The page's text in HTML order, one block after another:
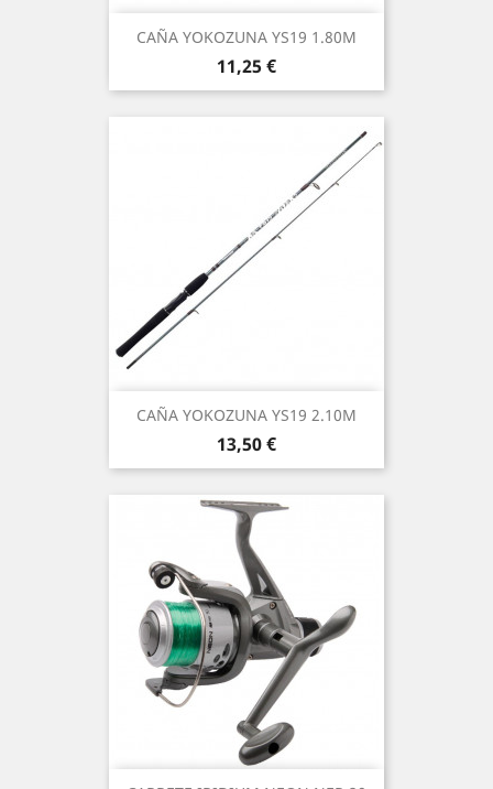
CAÑA YOKOZUNA YS19 1.80M
Precio
11,25 €
CAÑA YOKOZUNA YS19 2.10M
Precio
13,50 €